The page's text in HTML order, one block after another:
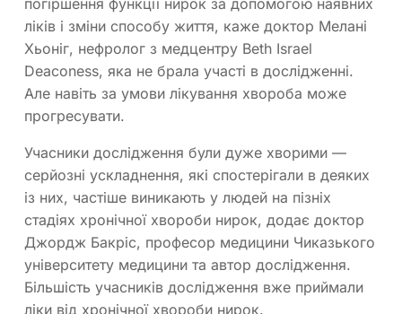
погіршення функції нирок за допомогою наявних
ліків і зміни способу життя, каже доктор Мелані
Хьоніг, нефролог з медцентру Beth Israel
Deaconess, яка не брала участі в дослідженні.
Але навіть за умови лікування хвороба може
прогресувати.
Учасники дослідження були дуже хворими —
серйозні ускладнення, які спостерігали в деяких
із них, частіше виникають у людей на пізніх
стадіях хронічної хвороби нирок, додає доктор
Джордж Бакріс, професор медицини Чиказького
університету медицини та автор дослідження.
Більшість учасників дослідження вже приймали
ліки від хронічної хвороби нирок.